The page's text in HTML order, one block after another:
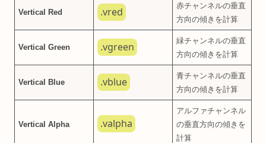
Vertical Red .vred
赤チャンネルの垂直
方向の傾きを計算
Vertical Green .vgreen
緑チャンネルの垂直
方向の傾きを計算
Vertical Blue .vblue
青チャンネルの垂直
方向の傾きを計算
Vertical Alpha .valpha
アルファチャンネル
の垂直方向の傾きを
計算